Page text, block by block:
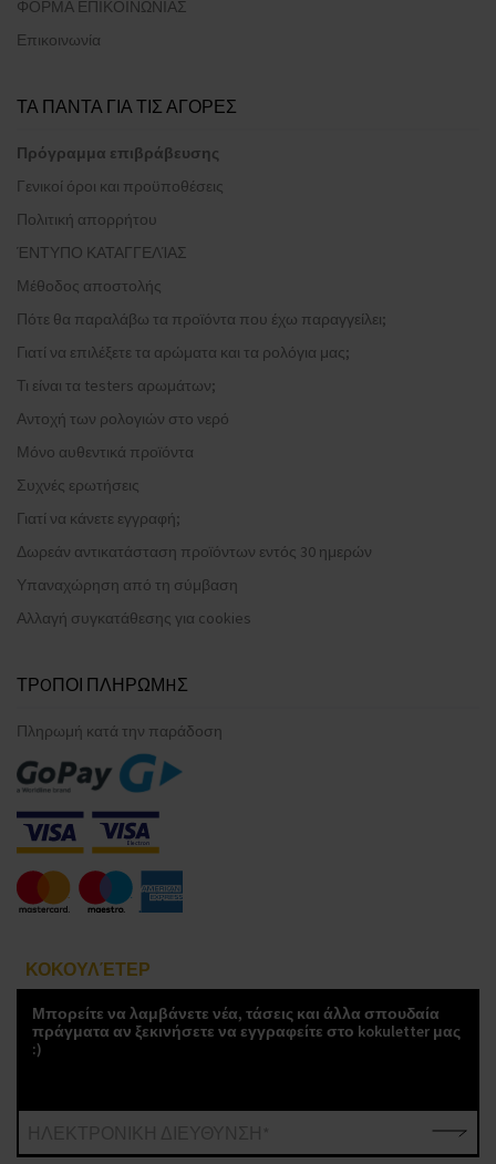
ΦΟΡΜΑ ΕΠΙΚΟΙΝΩΝΙΑΣ
Επικοινωνία
ΤΑ ΠΑΝΤΑ ΓΙΑ ΤΙΣ ΑΓΟΡΕΣ
Πρόγραμμα επιβράβευσης
Γενικοί όροι και προϋποθέσεις
Πολιτική απορρήτου
ΈΝΤΥΠΟ ΚΑΤΑΓΓΕΛΊΑΣ
Μέθοδος αποστολής
Πότε θα παραλάβω τα προϊόντα που έχω παραγγείλει;
Γιατί να επιλέξετε τα αρώματα και τα ρολόγια μας;
Τι είναι τα testers αρωμάτων;
Αντοχή των ρολογιών στο νερό
Μόνο αυθεντικά προϊόντα
Συχνές ερωτήσεις
Γιατί να κάνετε εγγραφή;
Δωρεάν αντικατάσταση προϊόντων εντός 30 ημερών
Υπαναχώρηση από τη σύμβαση
Αλλαγή συγκατάθεσης για cookies
ΤΡOΠΟΙ ΠΛΗΡΩΜHΣ
Πληρωμή κατά την παράδοση
ΚΟΚΟΥΛΈΤΕΡ
Μπορείτε να λαμβάνετε νέα, τάσεις και άλλα σπουδαία
πράγματα αν ξεκινήσετε να εγγραφείτε στο kokuletter μας
:)